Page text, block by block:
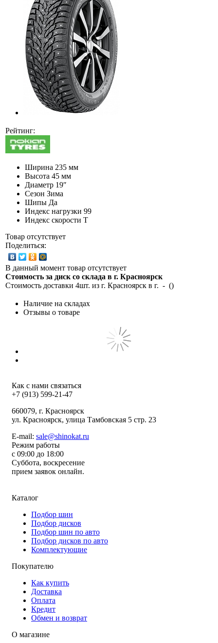
Рейтинг:
Ширина 235 мм
Высота 45 мм
Диаметр 19″
Сезон Зима
Шипы Да
Индекс нагрузки 99
Индекс скорости T
Товар отсутствует
Поделиться:
В данный момент товар отсутствует
Стоимость за диск со склада в г. Красноярск
Стоимость доставки 4шт. из г. Красноярск в г. - ()
Наличие на складах
Отзывы о товаре
Как с нами связаться
+7 (913) 599-21-47
660079, г. Красноярск
ул. Красноярск, улица Тамбовская 5 стр. 23
E-mail: sale@shinokat.ru
Режим работы
с 09:00 до 18:00
Суббота, воскресение
прием заявок онлайн.
Каталог
Подбор шин
Подбор дисков
Подбор шин по авто
Подбор дисков по авто
Комплектующие
Покупателю
Как купить
Доставка
Оплата
Кредит
Обмен и возврат
О магазине